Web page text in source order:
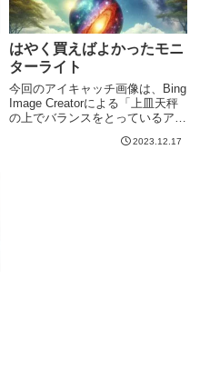
はやく買えばよかったモニ
ターライト
今回のアイキャッチ画像は、Bing
Image Creatorによる「上皿天秤
の上でバランスをとっているアマ
系。背景はwindows xp の草原。
2023.12.17